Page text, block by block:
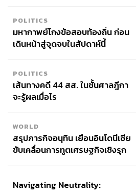
POLITICS
มหากาพย์โกงข้อสอบท้องถิ่น ก่อน
เดินหน้าสู่จุดจบในสัปดาห์นี้
POLITICS
เส้นทางคดี 44 สส. ในชั้นศาลฎีกา
จะรู้ผลเมื่อไร
WORLD
สรุปภารกิจอนุทิน เยือนอินโดนีเซีย
ขับเคลื่อนการทูตเศรษฐกิจเชิงรุก
Navigating Neutrality: